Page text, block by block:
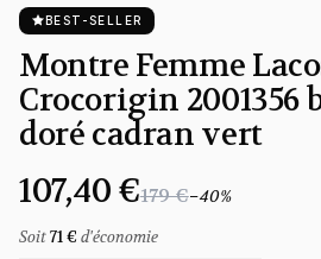
BEST-SELLER
Montre Femme
Crocorigin 2001356
doré cadran vert
107,40 €179 €−40%
Soit71 € d'économie